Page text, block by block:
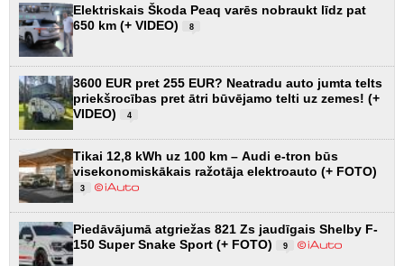
Elektriskais Škoda Peaq varēs nobraukt līdz pat
650 km (+ VIDEO)
8
3600 EUR pret 255 EUR? Neatradu auto jumta telts
priekšrocības pret ātri būvējamo telti uz zemes! (+
VIDEO)
4
Tikai 12,8 kWh uz 100 km – Audi e-tron būs
visekonomiskākais ražotāja elektroauto (+ FOTO)
3
Piedāvājumā atgriežas 821 Zs jaudīgais Shelby F-
150 Super Snake Sport (+ FOTO)
9